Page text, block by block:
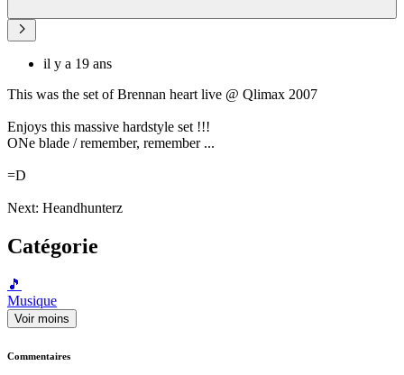
il y a 19 ans
This was the set of Brennan heart live @ Qlimax 2007
Enjoys this massive hardstyle set !!!
ONe blade / remember, remember ...
=D
Next: Heandhunterz
Catégorie
🎵
Musique
Voir moins
Commentaires